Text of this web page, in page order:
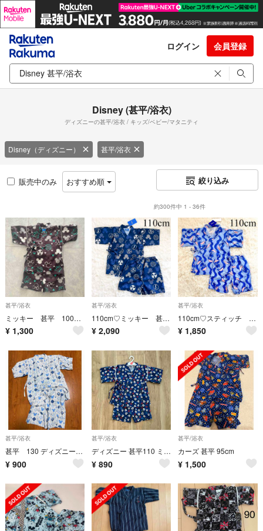
ログイン 会員登録
Disney (甚平/浴衣)
ディズニーの甚平/浴衣 / キッズ/ベビー/マタニティ
Disney（ディズニー） 甚平/浴衣
販売中のみ おすすめ順 絞り込み
約300件中 1 - 36件
甚平/浴衣
ミッキー 甚平 100センチ
¥ 1,300
甚平/浴衣
110cm♡ミッキー 甚平 和柄 ネイビー 男の子 ディズニー お祭り 夏 新品
¥ 2,090
甚平/浴衣
110cm♡スティッチ 甚平 水色 男の子 新品 ディズニー 夏 お祭り インパ
¥ 1,850
甚平/浴衣
甚平 130 ディズニー 中古品
¥ 900
甚平/浴衣
ディズニー 甚平110 ミッキー柄
¥ 890
甚平/浴衣
カーズ 甚平 95cm
¥ 1,500